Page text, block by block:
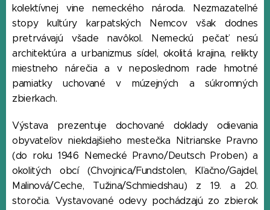
kolektívnej vine nemeckého národa. Nezmazateľné
stopy kultúry karpatských Nemcov však dodnes
pretrvávajú všade navôkol. Nemeckú pečať nesú
architektúra a urbanizmus sídel, okolitá krajina, relikty
miestneho nárečia a v neposlednom rade hmotné
pamiatky uchované v múzejných a súkromných
zbierkach.
Výstava prezentuje dochované doklady odievania
obyvateľov niekdajšieho mestečka Nitrianske Pravno
(do roku 1946 Nemecké Pravno/Deutsch Proben) a
okolitých obcí (Chvojnica/Fundstolen, Kľačno/Gajdel,
Malinová/Ceche, Tužina/Schmiedshau) z 19. a 20.
storočia. Vystavované odevy pochádzajú zo zbierok